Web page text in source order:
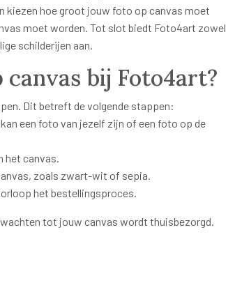
kiezen hoe groot jouw foto op canvas moet
moet worden. Tot slot biedt Foto4art zowel
schilderijen aan.
bij Foto4art?
Dit betreft de volgende stappen:
een foto van jezelf zijn of een foto op de
het canvas.
zoals zwart-wit of sepia.
het bestellingsproces.
tot jouw canvas wordt thuisbezorgd.